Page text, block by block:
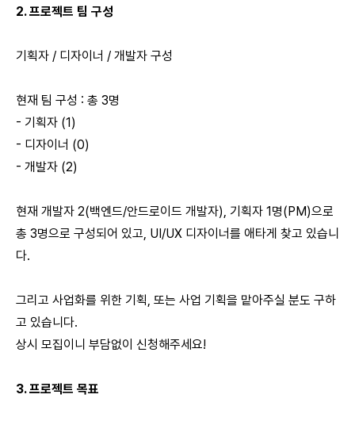
2. 프로젝트 팀 구성
기획자 / 디자이너 / 개발자 구성
현재 팀 구성 : 총 3명
- 기획자 (1)
- 디자이너 (0)
- 개발자 (2)
현재 개발자 2(백엔드/안드로이드 개발자), 기획자 1명(PM)으로
총 3명으로 구성되어 있고, UI/UX 디자이너를 애타게 찾고 있습니
다.
그리고 사업화를 위한 기획, 또는 사업 기획을 맡아주실 분도 구하
고 있습니다.
상시 모집이니 부담없이 신청해주세요!
3. 프로젝트 목표